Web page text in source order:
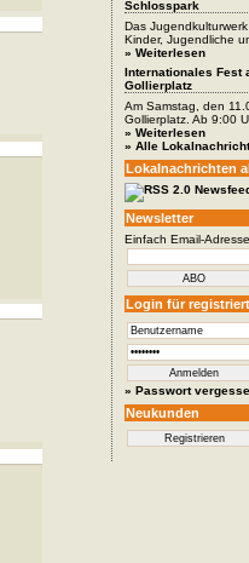
Schlosspark
Das
Kinder, Jugendliche
» Weiterlesen
Internationales Fest
Gollierplatz
Am Samstag, den
Gollierplatz. Ab 9:00
» Weiterlesen
» Alle
Lokalnachrichten
Newsletter
Einfach Email-
Login für
» Passwort
Neukunden